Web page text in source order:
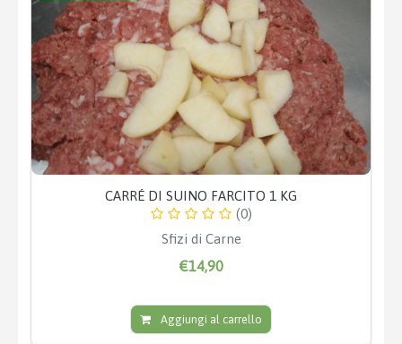
CARRÉ DI SUINO FARCITO 1 KG
(0)
Sfizi di Carne
€14,90
Aggiungi al carrello